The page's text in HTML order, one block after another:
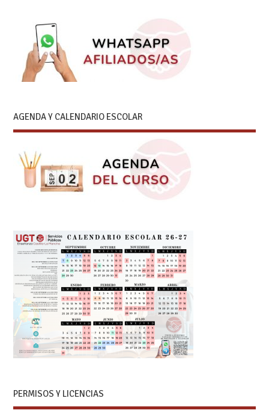
AGENDA Y CALENDARIO ESCOLAR
PERMISOS Y LICENCIAS